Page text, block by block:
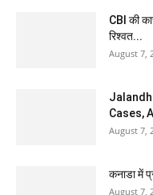
CBI की
रिश्वत...
August 7,
Cases,
August 7,
कनाडा में
August 7,